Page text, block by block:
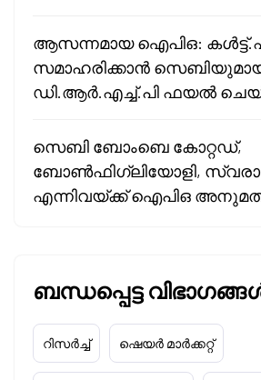
ആസന്നമായ ഐപിഒ:
സമാഹരിക്കാൻ
ഡി.ആർ.എച്ച്.പി ഫയൽ
സെബി ബോംബെ കോറ്റഡ്,
ബോൺഫിഗ്ലിയോളി,
എന്നിവയ്ക്ക് ഐപിഒ
ബന്ധപ്പെട്ട
റിസർച്ച് ഷെയർ മാർക്കറ്റ്